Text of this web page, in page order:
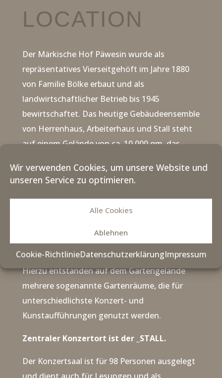
Wir verwenden Cookies, um unsere Website und
unseren Service zu optimieren.
Alle Cookies
Ablehnen
Cookie-RichtlinieDatenschutzerklärungImpressum
LOCATION
Der Märkische Hof Päwesin wurde als
repräsentatives Vierseitgehöft im Jahre 1880
von Familie Bölke erbaut und als
landwirtschaftlicher Betrieb bis 1945
bewirtschaftet. Das heutige Gebäudeensemble
von Herrenhaus, Arbeiterhaus und Stall steht
auf einem Gelände von ca. 10.000 qm, das –
genutzt wird. Das Grundstück liegt malerisch
am sogenannten Streng, einem
Kunst- und Konzertgarten für Open-Air-
Hierzu entstanden auf dem Gartengelände
mehrere sogenannte Gartenräume, die für
unterschiedlichste Konzert- und
Kunstaufführungen genutzt werden.
Zentraler Konzertort ist der _STALL.
Der Konzertsaal ist für 98 Personen ausgelegt